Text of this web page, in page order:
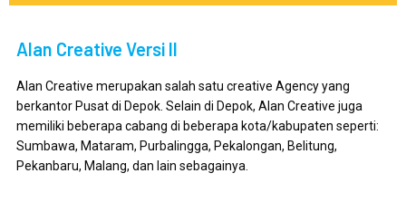
Alan Creative Versi II
Alan Creative merupakan salah satu creative Agency yang
berkantor Pusat di Depok. Selain di Depok, Alan Creative juga
memiliki beberapa cabang di beberapa kota/kabupaten seperti:
Sumbawa, Mataram, Purbalingga, Pekalongan, Belitung,
Pekanbaru, Malang, dan lain sebagainya.